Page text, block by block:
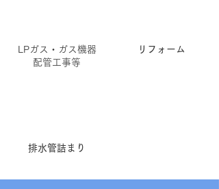
LPガス・ガス機器
配管工事等
排水管詰まり
リフォーム